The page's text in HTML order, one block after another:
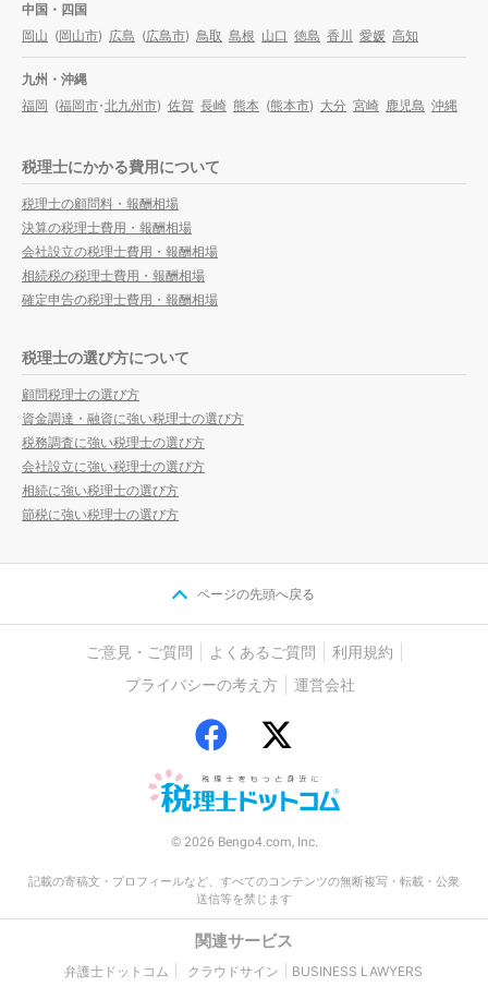
中国・四国
岡山 (岡山市) 広島 (広島市) 鳥取 島根 山口 徳島 香川 愛媛 高知
九州・沖縄
福岡 (福岡市・北九州市) 佐賀 長崎 熊本 (熊本市) 大分 宮崎 鹿児島 沖縄
税理士にかかる費用について
税理士の顧問料・報酬相場
決算の税理士費用・報酬相場
会社設立の税理士費用・報酬相場
相続税の税理士費用・報酬相場
確定申告の税理士費用・報酬相場
税理士の選び方について
顧問税理士の選び方
資金調達・融資に強い税理士の選び方
税務調査に強い税理士の選び方
会社設立に強い税理士の選び方
相続に強い税理士の選び方
節税に強い税理士の選び方
ページの先頭へ戻る
ご意見・ご質問 よくあるご質問
利用規約
プライバシーの考え方
運営会社
© 2026 Bengo4.com, Inc.
記載の寄稿文・プロフィールなど、すべてのコンテンツの無断複写・転載・公衆
送信等を禁じます
関連サービス
弁護士ドットコム クラウドサイン BUSINESS LAWYERS